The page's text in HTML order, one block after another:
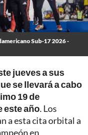
Sub-17 2026 -
jueves a sus
se llevará a cabo
19 de
este año. Los
a esta cita orbital a
en